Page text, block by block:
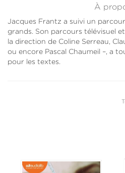
À
Jacques Frantz a suivi un
grands. Son parcours télévisuel
la direction de Coline Serreau,
ou encore Pascal Chaumeil –, a
pour les textes.